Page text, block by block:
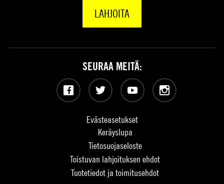
LAHJOITA
Evästeasetukset
Keräyslupa
Tietosuojaseloste
Toistuvan lahjoituksen ehdot
Tuotetiedot ja toimitusehdot
SEURAA MEITÄ:
Facebook Twitter YouTubeInstagram